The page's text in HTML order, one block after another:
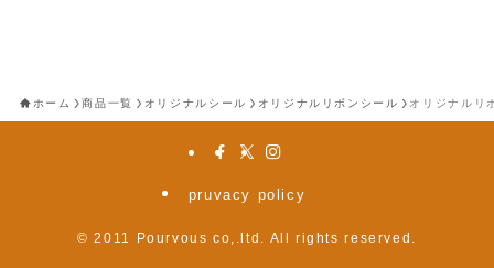
ホーム 商品一覧 オリジナルシール オリジナルリボンシール オリジナルリ
pruvacy policy
© 2011 Pourvous co,.ltd. All rights reserved.